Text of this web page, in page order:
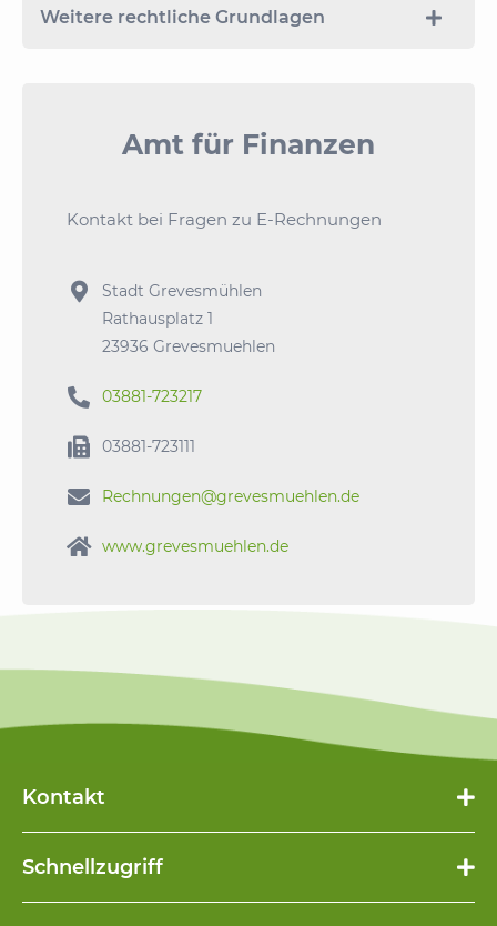
Weitere rechtliche Grundlagen
Amt für Finanzen
Kontakt bei Fragen zu E-Rechnungen

Stadt Grevesmühlen
Rathausplatz 1
23936 Grevesmuehlen
 03881-723217
 03881-723111
 Rechnungen@grevesmuehlen.de
 www.grevesmuehlen.de
Kontakt
Schnellzugriff